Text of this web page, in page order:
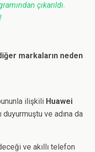
çıkarıldı.
markaların neden
ilişkili Huawei
ve adına da
ve akıllı telefon